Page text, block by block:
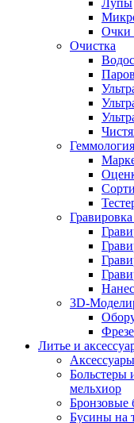
Лупы
Очки
Очистка
3D-
Литье и
Аксессуары
Больстеры
мельхиор
Бронзовые
Бусины на